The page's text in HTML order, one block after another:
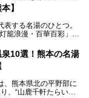
天風呂を持たないもの
営業再開。数多くの
全浴室(男女別大浴
】
する名湯のひとつ。
籠浪漫・百華百彩」
て、和情緒たっぷりの
州在住の筆者が、その
ントや立ち寄り湯も併
10選！熊本の名湯
、熊本県北の平野部に
、“山鹿千軒たらいな